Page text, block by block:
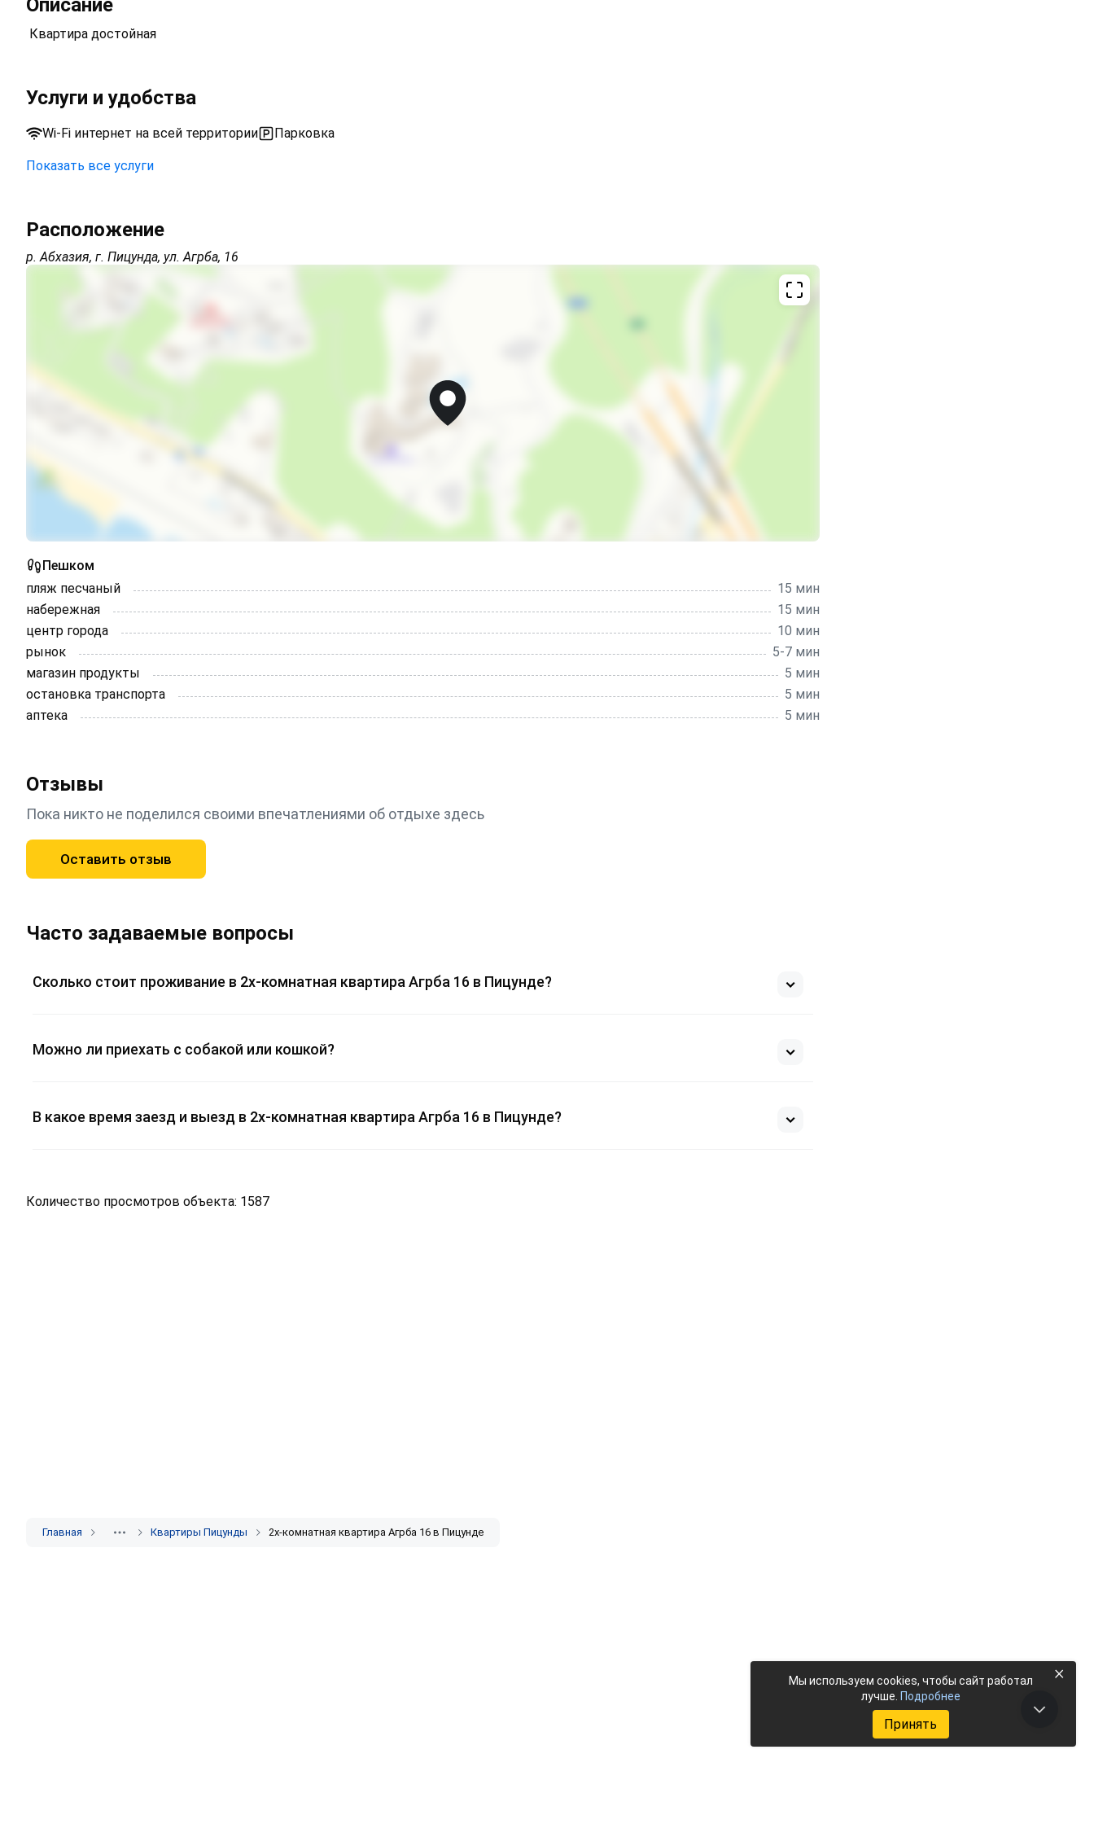
Главная Квартиры Пицунды 2х-комнатная квартира Агрба 16 в Пицунде
Описание
Квартира достойная
Услуги и удобства
Wi-Fi интернет на всей территории Парковка
Wi-Fi интернет на всей территории
Показать все услуги
Расположение
р. Абхазия, г. Пицунда, ул. Агрба, 16
Пешком
пляж песчаный
15 мин
набережная
15 мин
центр города
10 мин
рынок
5-7 мин
магазин продукты
5 мин
остановка транспорта
5 мин
аптека
5 мин
Отзывы
Пока никто не поделился своими впечатлениями об отдыхе здесь
Оставить отзыв
Часто задаваемые вопросы
Сколько стоит проживание в 2х-комнатная квартира Агрба 16 в Пицунде?
Можно ли приехать с собакой или кошкой?
В какое время заезд и выезд в 2х-комнатная квартира Агрба 16 в Пицунде?
Количество просмотров объекта: 1587
Мы используем cookies, чтобы сайт работал
лучше. Подробнее
×
Принять